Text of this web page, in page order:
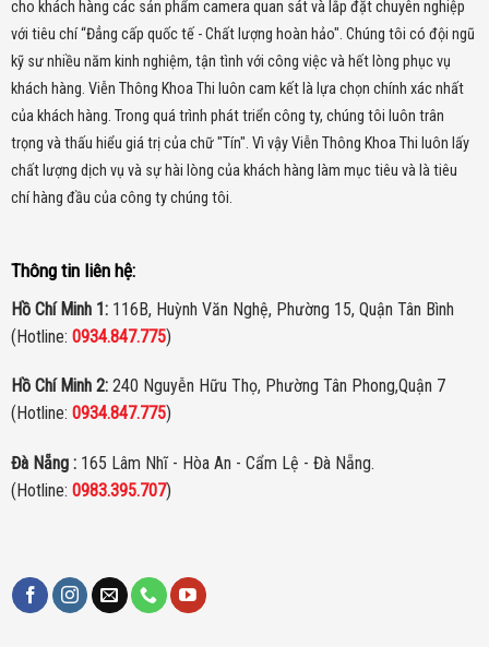
camera.
Tầm nhìn hồng ngoại lên đến 30m
Camera WiFi EZVIZ H8C 2K 3MP được trang bị tính năng hồng
ngoại, cho phép quan sát trong điều kiện ánh sáng yếu hoặc không
có ánh sáng. Với tầm nhìn hồng ngoại lên đến 30m, camera có thể
bao quát được một khu vực rộng lớn và giúp bạn có thể quan sát
được cả ban đêm.
nghiêng 80°, cho phép bao quát một khu vực rộng lớn. Bạn có thể
dễ dàng điều chỉnh góc quay của camera để theo dõi các vị trí
cho khách hàng các sản phẩm camera quan sát và lắp đặt chuyên nghiệp
với tiêu chí “Đẳng cấp quốc tế - Chất lượng hoàn hảo". Chúng tôi có đội ngũ
kỹ sư nhiều năm kinh nghiệm, tận tình với công việc và hết lòng phục vụ
khách hàng. Viễn Thông Khoa Thi luôn cam kết là lựa chọn chính xác nhất
của khách hàng. Trong quá trình phát triển công ty, chúng tôi luôn trân
trọng và thấu hiểu giá trị của chữ "Tín". Vì vậy Viễn Thông Khoa Thi luôn lấy
chất lượng dịch vụ và sự hài lòng của khách hàng làm mục tiêu và là tiêu
chí hàng đầu của công ty chúng tôi.
Thông tin liên hệ:
Hồ Chí Minh 1:116B, Huỳnh Văn Nghệ, Phường 15, Quận Tân Bình
(Hotline: 0934.847.775)
Hồ Chí Minh 2:240 Nguyễn Hữu Thọ, Phường Tân Phong,Quận 7
(Hotline: 0934.847.775)
Đà Nẵng :165 Lâm Nhĩ - Hòa An - Cẩm Lệ - Đà Nẵng.
(Hotline: 0983.395.707)